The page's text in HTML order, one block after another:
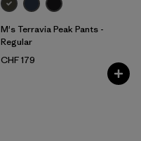
M's Terravia Peak Pants -
Regular
CHF 179